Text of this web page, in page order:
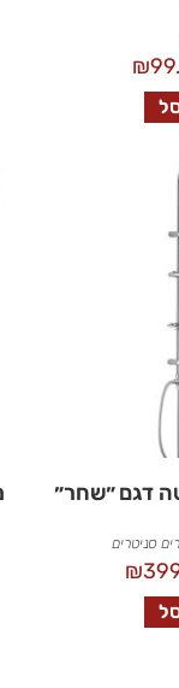
₪
דגם ״שחר״
סניטרים
₪